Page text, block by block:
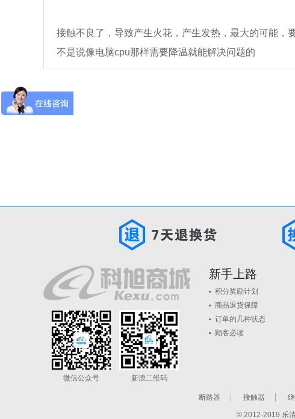
接触不良了，导致产生火花，产生发热，最大的可能，
不是说像电脑cpu那样需要降温就能解决问题的
微信公众号 新浪二维码
新手上路
积分奖励计划
商品退货保障
订单的几种状态
顾客必读
断路器 接触器
© 2012-2019 乐